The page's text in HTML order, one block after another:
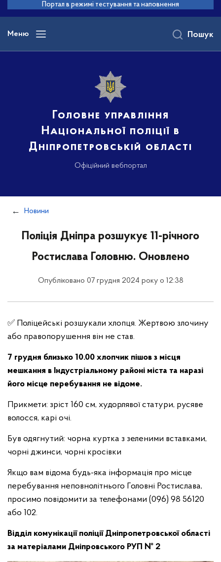
основного
вмісту
Портал в режимі тестування та наповнення
Меню
Головне управління
Національної поліції в
Дніпропетровській області
Офіційний вебпортал
Пошук
Новини
Поліція Дніпра розшукує 11-річного
Ростислава Головню. Оновлено
Опубліковано 07 грудня 2024 року о 12:38
✅ Поліцейські розшукали хлопця. Жертвою злочину
або правопорушення він не став.
7 грудня близько 10.00 хлопчик пішов з місця
мешкання в Індустріальному районі міста та наразі
його місце перебування не відоме.
Прикмети: зріст 160 см, худорлявої статури, русяве
волосся, карі очі.
Був одягнутий: чорна куртка з зеленими вставками,
чорні джинси, чорні кросівки
Якщо вам відома будь-яка інформація про місце
перебування неповнолітнього Головні Ростислава,
просимо повідомити за телефонами (096) 98 56120
або 102.
Відділ комунікації поліції Дніпропетровської області
за матеріалами Дніпровського РУП № 2